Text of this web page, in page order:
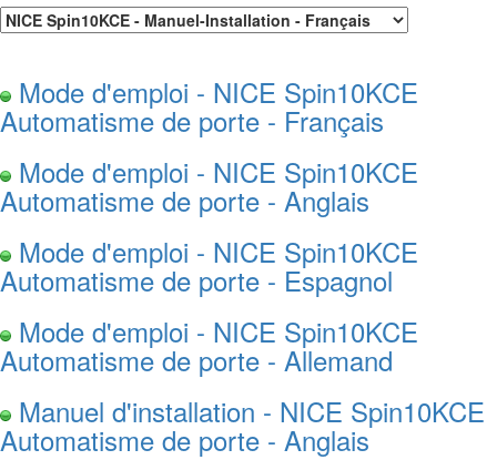
Mode d'emploi - NICE Spin10KCE
Automatisme de porte - Français
Mode d'emploi - NICE Spin10KCE
Automatisme de porte - Anglais
Mode d'emploi - NICE Spin10KCE
Automatisme de porte - Espagnol
Mode d'emploi - NICE Spin10KCE
Automatisme de porte - Allemand
Manuel d'installation - NICE Spin10KCE
Automatisme de porte - Anglais